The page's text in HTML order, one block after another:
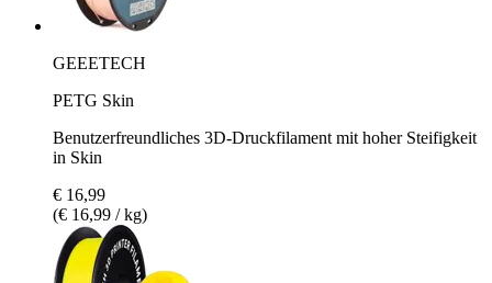
GEEETECH
PETG Skin
Benutzerfreundliches 3D-Druckfilament mit hoher Steifigkeit
in Skin
€ 16,99
(€ 16,99 / kg)